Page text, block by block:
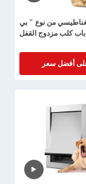
من نوع " بي
كلب مزدوج القفل
أفضل سعر